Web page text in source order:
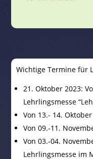
Wichtige Termine für
21. Oktober 2023:
Lehrlingsmesse
Von 13.- 14.
Von 09.-11.
Von 03.-04.
Lehrlingsmesse im